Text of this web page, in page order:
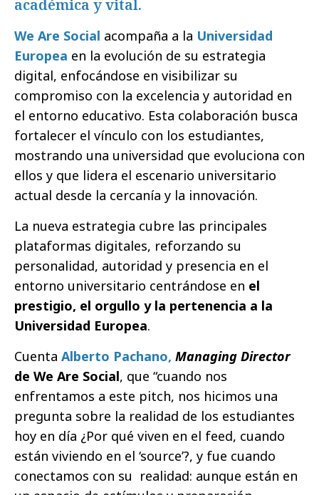
académica y vital.
We Are Social acompaña a la Universidad
Europea en la evolución de su estrategia
digital, enfocándose en visibilizar su
compromiso con la excelencia y autoridad en
el entorno educativo. Esta colaboración busca
fortalecer el vínculo con los estudiantes,
mostrando una universidad que evoluciona con
ellos y que lidera el escenario universitario
actual desde la cercanía y la innovación.
La nueva estrategia cubre las principales
plataformas digitales, reforzando su
personalidad, autoridad y presencia en el
entorno universitario centrándose en el
prestigio, el orgullo y la pertenencia a la
Universidad Europea.
Cuenta Alberto Pachano, Managing Director
de We Are Social, que “cuando nos
enfrentamos a este pitch, nos hicimos una
pregunta sobre la realidad de los estudiantes
hoy en día ¿Por qué viven en el feed, cuando
están viviendo en el ‘source’?, y fue cuando
conectamos con su realidad: aunque están en